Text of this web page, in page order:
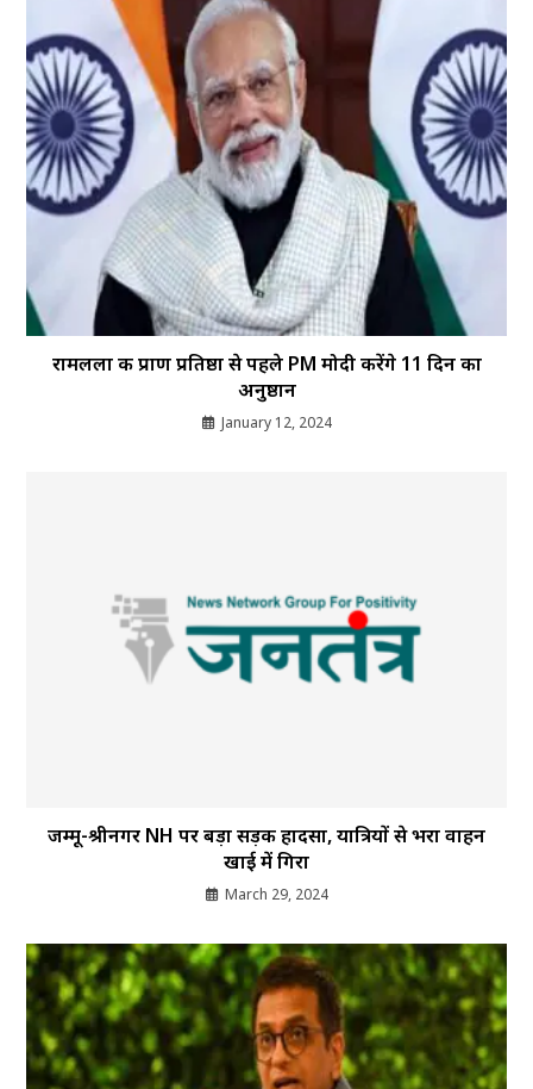
रामलला की प्राण प्रतिष्ठा से पहले PM मोदी करेंगे 11 दिन का
अनुष्ठान
January 12, 2024
जम्मू-श्रीनगर NH पर बड़ा सड़क हादसा, यात्रियों से भरा वाहन
खाई में गिरा
March 29, 2024